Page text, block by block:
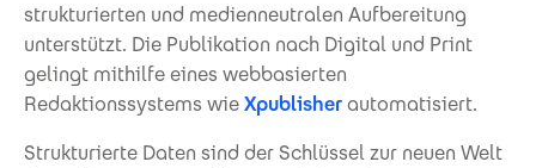
strukturierten und medienneutralen Aufbereitung
unterstützt. Die Publikation nach Digital und Print
gelingt mithilfe eines webbasierten
Redaktionssystems wieXpublisherautomatisiert.
Strukturierte Daten sind der Schlüssel zur neuen Welt